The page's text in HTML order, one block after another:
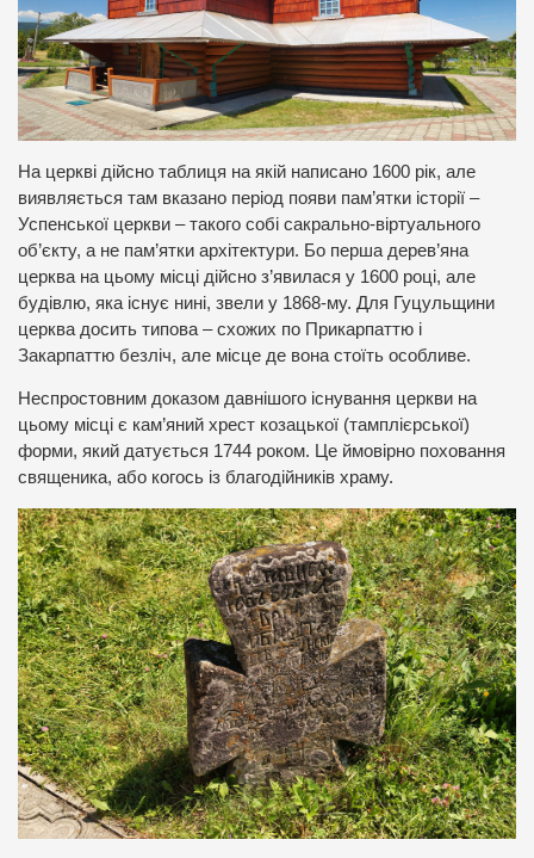
На церкві дійсно таблиця на якій написано 1600 рік, але
виявляється там вказано період появи пам’ятки історії –
Успенської церкви – такого собі сакрально-віртуального
об’єкту, а не пам’ятки архітектури. Бо перша дерев’яна
церква на цьому місці дійсно з’явилася у 1600 році, але
будівлю, яка існує нині, звели у 1868-му. Для Гуцульщини
церква досить типова – схожих по Прикарпаттю і
Закарпаттю безліч, але місце де вона стоїть особливе.
Неспростовним доказом давнішого існування церкви на
цьому місці є кам’яний хрест козацької (тамплієрської)
форми, який датується 1744 роком. Це ймовірно поховання
священика, або когось із благодійників храму.